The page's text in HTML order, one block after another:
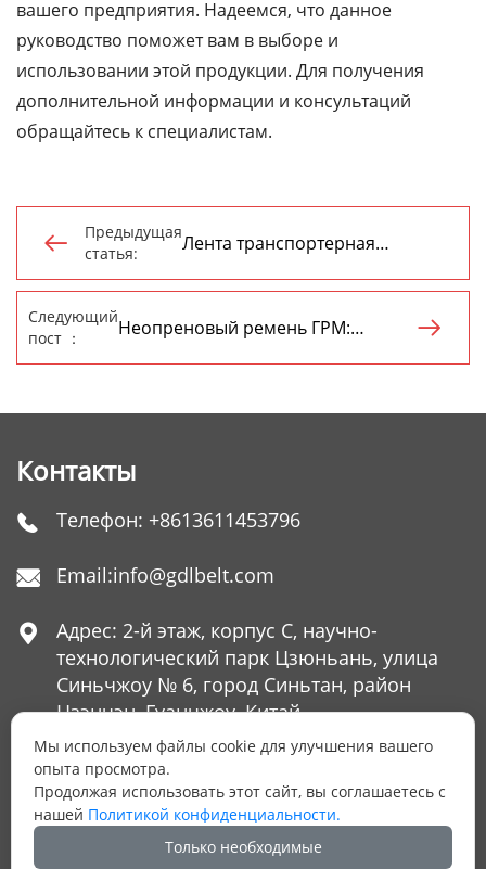
вашего предприятия. Надеемся, что данное
руководство поможет вам в выборе и
использовании этой продукции. Для получения
дополнительной информации и консультаций
обращайтесь к специалистам.

Предыдущая
статья:
Лента транспортерная
для выбора и применения
Следующий
пост ：
Неопреновый ремень ГРМ:

Контакты
 Телефон: +8613611453796
 Email:info@gdlbelt.com

Адрес: 2-й этаж, корпус C, научно-
технологический парк Цзюньань, улица
Синьчжоу № 6, город Синьтан, район
Цзэнчэн, Гуанчжоу, Китай
ОСТАЛИСЬ ВОПРОСЫ?
Оставьте нам Ваш номер телефона и мы
Мы используем файлы cookie для улучшения вашего
опыта просмотра.
Продолжая использовать этот сайт, вы соглашаетесь с
нашей Политикой конфиденциальности.
Только необходимые